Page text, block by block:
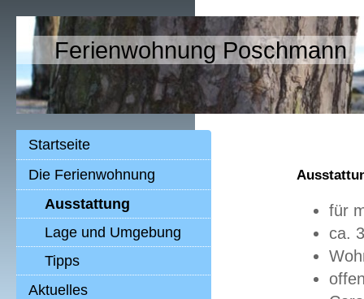
Ferienwohnung Poschmann
für
ca.
Startseite
Die Ferienwohnung
Ausstattung
Lage und Umgebung
Tipps
Aktuelles